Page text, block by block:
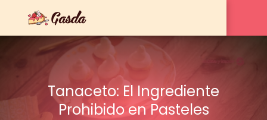
Tanaceto: El Ingrediente
Prohibido en Pasteles